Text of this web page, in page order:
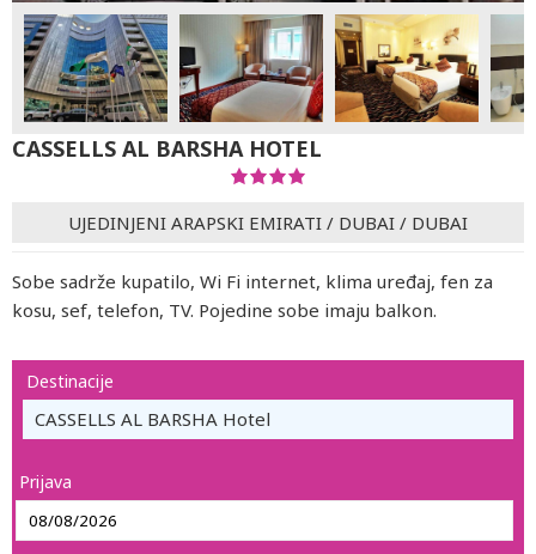
CASSELLS AL BARSHA HOTEL
UJEDINJENI ARAPSKI EMIRATI / DUBAI / DUBAI
Sobe sadrže kupatilo, Wi Fi internet, klima uređaj, fen za
kosu, sef, telefon, TV. Pojedine sobe imaju balkon.
Destinacije
CASSELLS AL BARSHA Hotel
Prijava